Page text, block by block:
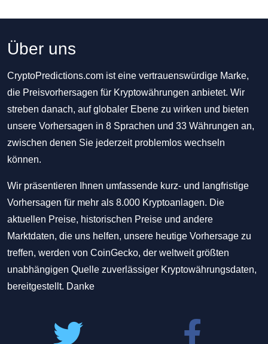
Über uns
CryptoPredictions.com ist eine vertrauenswürdige Marke,
die Preisvorhersagen für Kryptowährungen anbietet. Wir
streben danach, auf globaler Ebene zu wirken und bieten
unsere Vorhersagen in 8 Sprachen und 33 Währungen an,
zwischen denen Sie jederzeit problemlos wechseln
können.
Wir präsentieren Ihnen umfassende kurz- und langfristige
Vorhersagen für mehr als 8.000 Kryptoanlagen. Die
aktuellen Preise, historischen Preise und andere
Marktdaten, die uns helfen, unsere heutige Vorhersage zu
treffen, werden von CoinGecko, der weltweit größten
unabhängigen Quelle zuverlässiger Kryptowährungsdaten,
bereitgestellt. Danke